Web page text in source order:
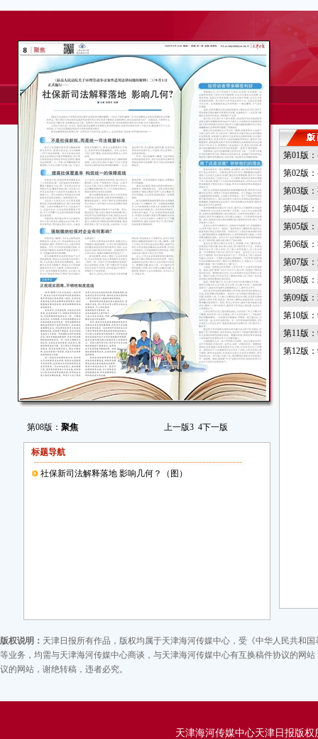
第08版： 聚焦 上一版3 4下一版
标题导航
社保新司法解释落地 影响几何？（图）
第01版
第02版
第03版
第04版
第05版
第06版
第07版
第08版
第09版
第10版
第11版
第12版
版权说明： 天津日报所有作品，版权均属于天津海河传媒中心，受《中华人民共和
等业务，均需与天津海河传媒中心商谈，与天津海河传媒中心有互换稿件协议的网
议的网站，谢绝转稿，违者必究。
天津海河传媒中心天津日报版权